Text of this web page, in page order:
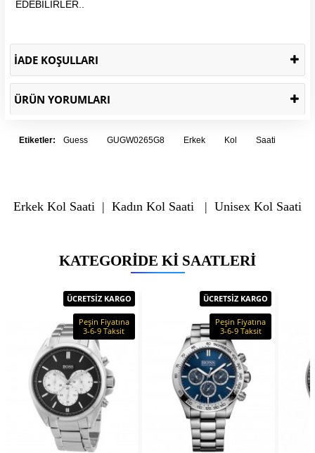
EDEBİLİRLER..
İADE KOŞULLARI
ÜRÜN YORUMLARI
Etiketler: Guess GUGW0265G8 Erkek Kol Saati
Erkek Kol Saati | Kadın Kol Saati | Unisex Kol Saati
KATEGORIDE KI SAATLERI
ÜCRETSİZ KARGO
Peşin Fiyatına
3-6-9 Taksit
ÜCRETSİZ KARGO
Peşin Fiyatına
3-6-9 Taksit